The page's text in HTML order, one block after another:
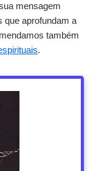
mensagem
que aprofundam a
também
.